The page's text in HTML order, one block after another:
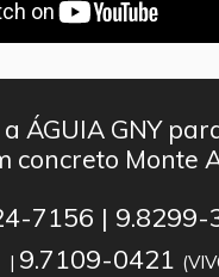
ÁGUIA GNY
concreto Monte
7156 | 9.8299-
| 9.7109-0421